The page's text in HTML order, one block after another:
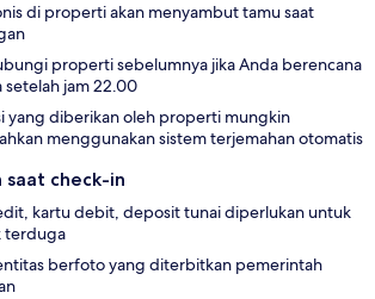
di properti akan menyambut tamu saat
properti sebelumnya jika Anda berencana
setelah jam 22.00
yang diberikan oleh properti mungkin
menggunakan sistem terjemahan otomatis
saat check-in
kartu debit, deposit tunai diperlukan untuk
terduga
berfoto yang diterbitkan pemerintah